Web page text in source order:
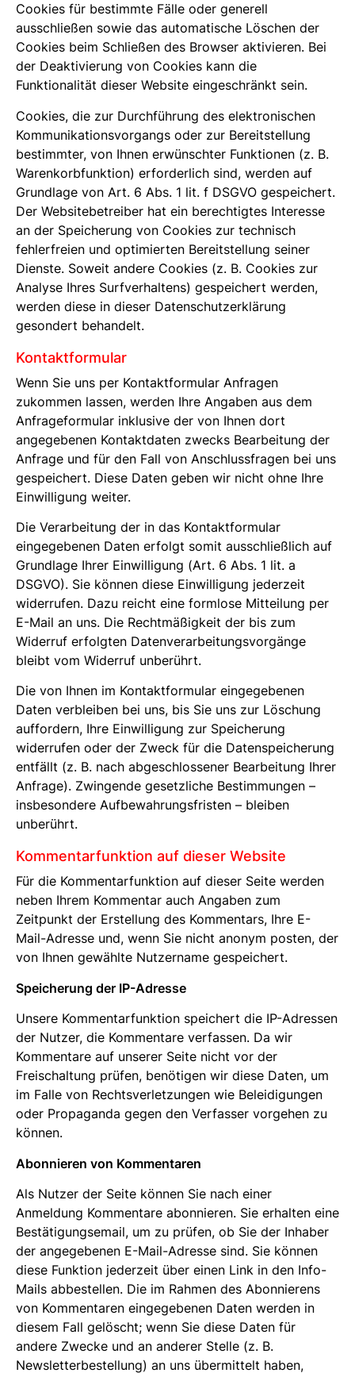
Cookies für bestimmte Fälle oder generell
ausschließen sowie das automatische Löschen der
Cookies beim Schließen des Browser aktivieren. Bei
der Deaktivierung von Cookies kann die
Funktionalität dieser Website eingeschränkt sein.
Cookies, die zur Durchführung des elektronischen
Kommunikationsvorgangs oder zur Bereitstellung
bestimmter, von Ihnen erwünschter Funktionen (z. B.
Warenkorbfunktion) erforderlich sind, werden auf
Grundlage von Art. 6 Abs. 1 lit. f DSGVO gespeichert.
Der Websitebetreiber hat ein berechtigtes Interesse
an der Speicherung von Cookies zur technisch
fehlerfreien und optimierten Bereitstellung seiner
Dienste. Soweit andere Cookies (z. B. Cookies zur
Analyse Ihres Surfverhaltens) gespeichert werden,
werden diese in dieser Datenschutzerklärung
gesondert behandelt.
Kontaktformular
Wenn Sie uns per Kontaktformular Anfragen
zukommen lassen, werden Ihre Angaben aus dem
Anfrageformular inklusive der von Ihnen dort
angegebenen Kontaktdaten zwecks Bearbeitung der
Anfrage und für den Fall von Anschlussfragen bei uns
gespeichert. Diese Daten geben wir nicht ohne Ihre
Einwilligung weiter.
Die Verarbeitung der in das Kontaktformular
eingegebenen Daten erfolgt somit ausschließlich auf
Grundlage Ihrer Einwilligung (Art. 6 Abs. 1 lit. a
DSGVO). Sie können diese Einwilligung jederzeit
widerrufen. Dazu reicht eine formlose Mitteilung per
E-Mail an uns. Die Rechtmäßigkeit der bis zum
Widerruf erfolgten Datenverarbeitungsvorgänge
bleibt vom Widerruf unberührt.
Die von Ihnen im Kontaktformular eingegebenen
Daten verbleiben bei uns, bis Sie uns zur Löschung
auffordern, Ihre Einwilligung zur Speicherung
widerrufen oder der Zweck für die Datenspeicherung
entfällt (z. B. nach abgeschlossener Bearbeitung Ihrer
Anfrage). Zwingende gesetzliche Bestimmungen –
insbesondere Aufbewahrungsfristen – bleiben
unberührt.
Kommentarfunktion auf dieser Website
Für die Kommentarfunktion auf dieser Seite werden
neben Ihrem Kommentar auch Angaben zum
Zeitpunkt der Erstellung des Kommentars, Ihre E-
Mail-Adresse und, wenn Sie nicht anonym posten, der
von Ihnen gewählte Nutzername gespeichert.
Speicherung der IP-Adresse
Unsere Kommentarfunktion speichert die IP-Adressen
der Nutzer, die Kommentare verfassen. Da wir
Kommentare auf unserer Seite nicht vor der
Freischaltung prüfen, benötigen wir diese Daten, um
im Falle von Rechtsverletzungen wie Beleidigungen
oder Propaganda gegen den Verfasser vorgehen zu
können.
Abonnieren von Kommentaren
Als Nutzer der Seite können Sie nach einer
Anmeldung Kommentare abonnieren. Sie erhalten eine
Bestätigungsemail, um zu prüfen, ob Sie der Inhaber
der angegebenen E-Mail-Adresse sind. Sie können
diese Funktion jederzeit über einen Link in den Info-
Mails abbestellen. Die im Rahmen des Abonnierens
von Kommentaren eingegebenen Daten werden in
diesem Fall gelöscht; wenn Sie diese Daten für
andere Zwecke und an anderer Stelle (z. B.
Newsletterbestellung) an uns übermittelt haben,